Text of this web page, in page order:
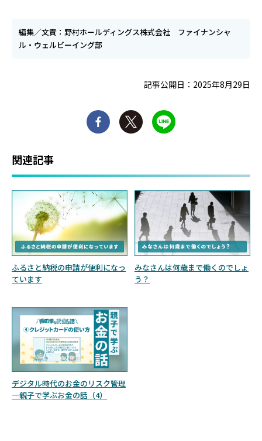
編集／文責：野村ホールディングス株式会社 ファイナンシャ
ル・ウェルビーイング部
記事公開日：2025年8月29日
関連記事
ふるさと納税の申請が便利になっ
ています
みなさんは何歳まで働くのでしょ
う？
デジタル時代のお金のリスク管理
—親子で学ぶお金の話（4）